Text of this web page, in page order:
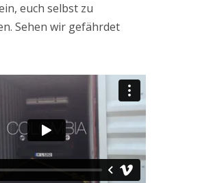
euch selbst zu
Sehen wir gefährdet